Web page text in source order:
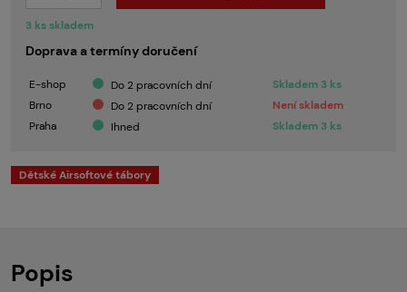
3 ks skladem
Doprava a termíny doručení
E-shop Do 2 pracovních dní
Skladem 3 ks
Brno
Do 2 pracovních dní
Není skladem
Praha
Ihned Skladem 3 ks
Dětské Airsoftové tábory
Popis